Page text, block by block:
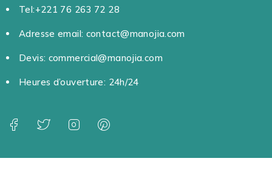
Tel:+221 76 263 72 28
Adresse email: contact@manojia.com
Devis: commercial@manojia.com
Heures d’ouverture: 24h/24